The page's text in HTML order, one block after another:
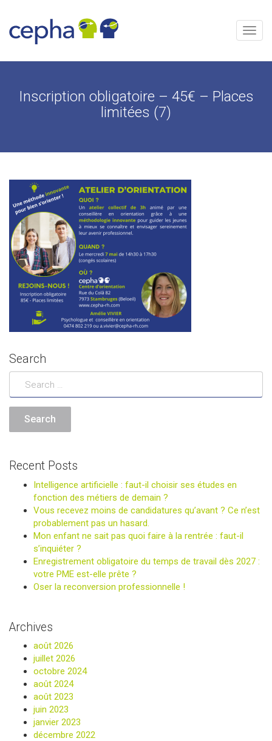
contenu
Menu
Inscription obligatoire – 45€ – Places
limitées (7)
Search
Recent Posts
Intelligence artificielle : faut-il choisir ses études en
fonction des métiers de demain ?
Vous recevez moins de candidatures qu’avant ? Ce n’est
probablement pas un hasard.
Mon enfant ne sait pas quoi faire à la rentrée : faut-il
s’inquiéter ?
Enregistrement obligatoire du temps de travail dès 2027 :
votre PME est-elle prête ?
Oser la reconversion professionnelle !
Archives
août 2026
juillet 2026
octobre 2024
août 2024
août 2023
juin 2023
janvier 2023
décembre 2022